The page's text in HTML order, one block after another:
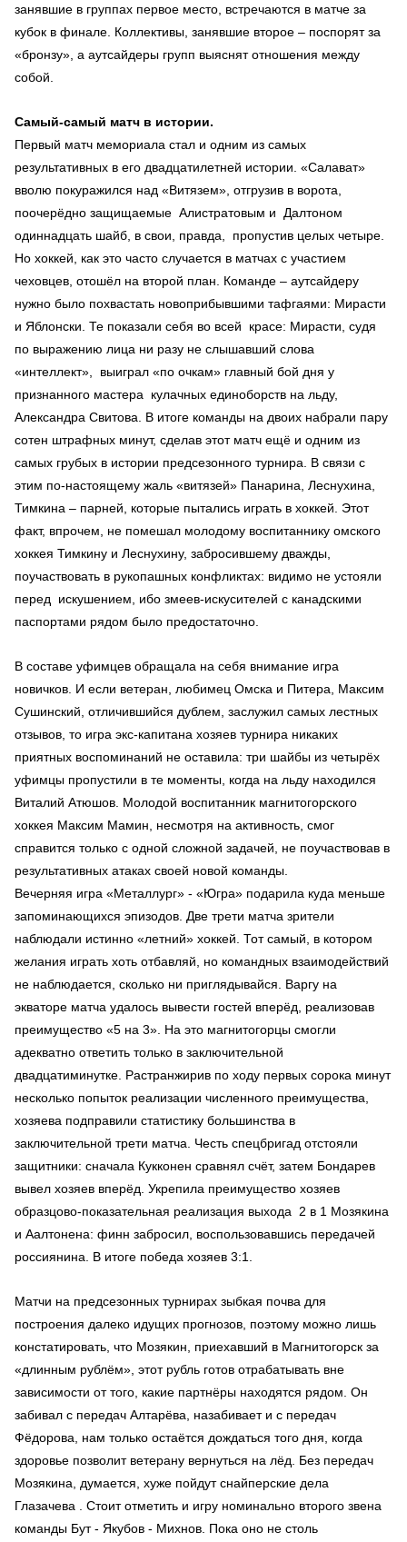
занявшие в группах первое место, встречаются в матче за
кубок в финале. Коллективы, занявшие второе – поспорят за
«бронзу», а аутсайдеры групп выяснят отношения между
собой.
Самый-самый матч в истории.
Первый матч мемориала стал и одним из самых
результативных в его двадцатилетней истории. «Салават»
вволю покуражился над «Витязем», отгрузив в ворота,
поочерёдно защищаемые Алистратовым и Далтоном
одиннадцать шайб, в свои, правда, пропустив целых четыре.
Но хоккей, как это часто случается в матчах с участием
чеховцев, отошёл на второй план. Команде – аутсайдеру
нужно было похвастать новоприбывшими тафгаями: Мирасти
и Яблонски. Те показали себя во всей красе: Мирасти, судя
по выражению лица ни разу не слышавший слова
«интеллект», выиграл «по очкам» главный бой дня у
признанного мастера кулачных единоборств на льду,
Александра Свитова. В итоге команды на двоих набрали пару
сотен штрафных минут, сделав этот матч ещё и одним из
самых грубых в истории предсезонного турнира. В связи с
этим по-настоящему жаль «витязей» Панарина, Леснухина,
Тимкина – парней, которые пытались играть в хоккей. Этот
факт, впрочем, не помешал молодому воспитаннику омского
хоккея Тимкину и Леснухину, забросившему дважды,
поучаствовать в рукопашных конфликтах: видимо не устояли
перед искушением, ибо змеев-искусителей с канадскими
паспортами рядом было предостаточно.
В составе уфимцев обращала на себя внимание игра
новичков. И если ветеран, любимец Омска и Питера, Максим
Сушинский, отличившийся дублем, заслужил самых лестных
отзывов, то игра экс-капитана хозяев турнира никаких
приятных воспоминаний не оставила: три шайбы из четырёх
уфимцы пропустили в те моменты, когда на льду находился
Виталий Атюшов. Молодой воспитанник магнитогорского
хоккея Максим Мамин, несмотря на активность, смог
справится только с одной сложной задачей, не поучаствовав в
результативных атаках своей новой команды.
Вечерняя игра «Металлург» - «Югра» подарила куда меньше
запоминающихся эпизодов. Две трети матча зрители
наблюдали истинно «летний» хоккей. Тот самый, в котором
желания играть хоть отбавляй, но командных взаимодействий
не наблюдается, сколько ни приглядывайся. Варгу на
экваторе матча удалось вывести гостей вперёд, реализовав
преимущество «5 на 3». На это магнитогорцы смогли
адекватно ответить только в заключительной
двадцатиминутке. Растранжирив по ходу первых сорока минут
несколько попыток реализации численного преимущества,
хозяева подправили статистику большинства в
заключительной трети матча. Честь спецбригад отстояли
защитники: сначала Кукконен сравнял счёт, затем Бондарев
вывел хозяев вперёд. Укрепила преимущество хозяев
образцово-показательная реализация выхода 2 в 1 Мозякина
и Аалтонена: финн забросил, воспользовавшись передачей
россиянина. В итоге победа хозяев 3:1.
Матчи на предсезонных турнирах зыбкая почва для
построения далеко идущих прогнозов, поэтому можно лишь
констатировать, что Мозякин, приехавший в Магнитогорск за
«длинным рублём», этот рубль готов отрабатывать вне
зависимости от того, какие партнёры находятся рядом. Он
забивал с передач Алтарёва, назабивает и с передач
Фёдорова, нам только остаётся дождаться того дня, когда
здоровье позволит ветерану вернуться на лёд. Без передач
Мозякина, думается, хуже пойдут снайперские дела
Глазачева . Стоит отметить и игру номинально второго звена
команды Бут - Якубов - Михнов. Пока оно не столь